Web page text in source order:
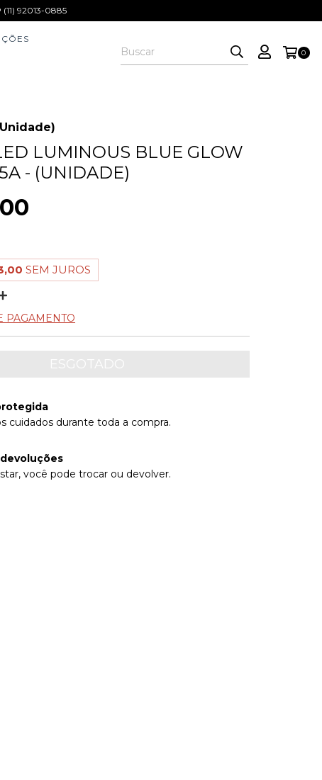
92013-0885
0
LUMINOUS BLUE GLOW
- (UNIDADE)
SEM JUROS
PAGAMENTO
cuidados durante toda a compra.
você pode trocar ou devolver.